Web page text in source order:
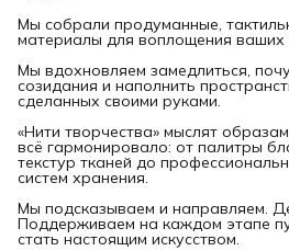
Мы собрали продуманные,
материалы для воплощения ваших
Мы вдохновляем замедлиться,
созидания и наполнить
сделанных своими руками.
«Нити творчества» мыслят
всё гармонировало: от палитры
текстур тканей до
систем хранения.
Мы подсказываем и направляем.
Поддерживаем на каждом этапе
стать настоящим искусством.